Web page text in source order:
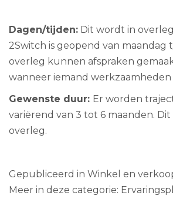
Dagen/tijden: Dit wordt in
2Switch is geopend van maandag
overleg kunnen afspraken
wanneer iemand
Gewenste duur: Er worden
variërend van 3 tot 6 maanden.
overleg.
Gepubliceerd in Winkel en
Meer in deze categorie: